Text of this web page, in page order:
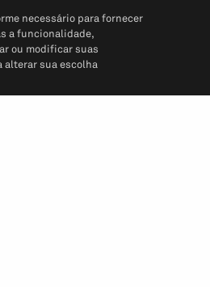
necessário para fornecer
a funcionalidade,
ou modificar suas
alterar sua escolha